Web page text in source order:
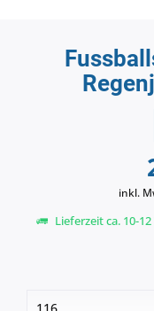
inkl.
Lieferzeit ca. 10-